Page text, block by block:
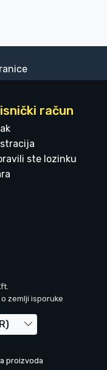
račun
ste lozinku
zemlji isporuke
proizvoda